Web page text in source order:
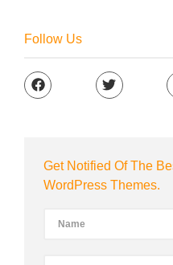
Follow Us
Get Notified Of The
WordPress Themes.